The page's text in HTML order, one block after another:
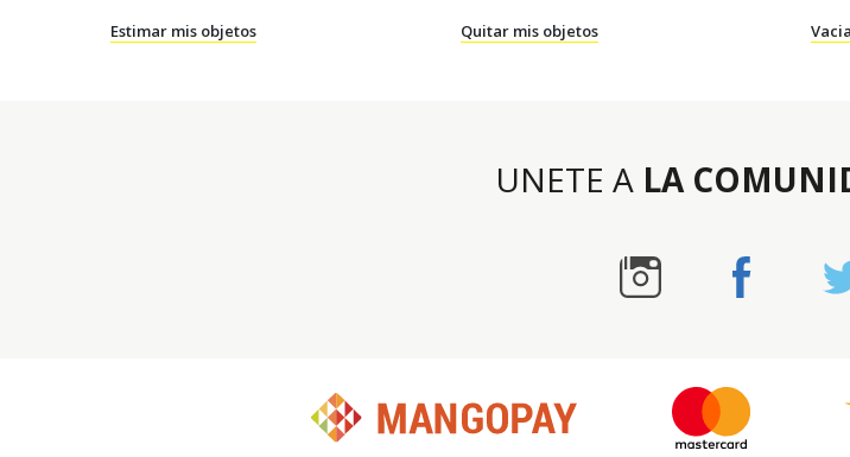
Estimar mis objetos Quitar mis objetos
UNETE A LA